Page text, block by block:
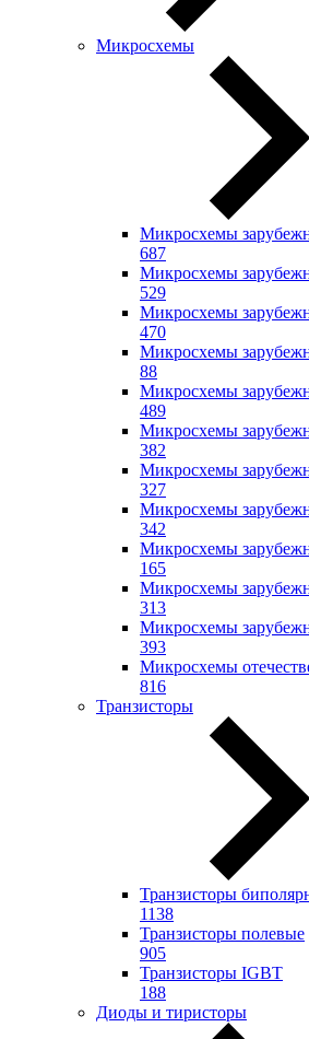
Микросхемы
Микросхемы
687
Микросхемы
529
Микросхемы
470
Микросхемы
88
Микросхемы
489
Микросхемы
382
Микросхемы
327
Микросхемы
342
Микросхемы
165
Микросхемы
313
Микросхемы
393
Микросхемы
816
Транзисторы
Транзисторы
1138
Транзисторы полевые
905
Транзисторы IGBT
188
Диоды и тиристоры